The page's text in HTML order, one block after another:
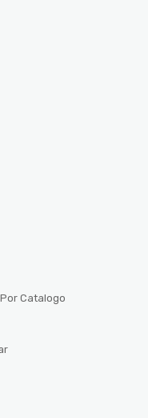
Catalogo